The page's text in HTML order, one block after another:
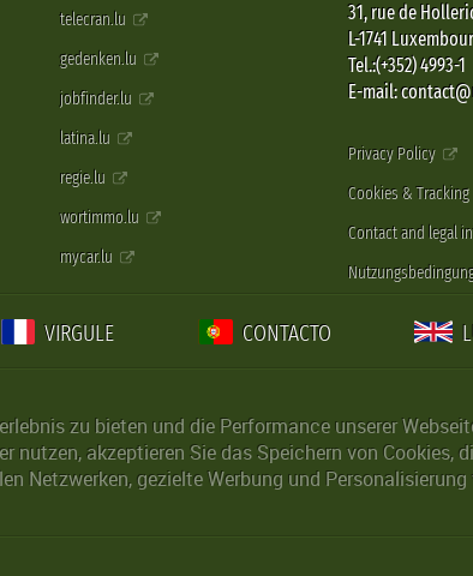
telecran.lu
gedenken.lu
jobfinder.lu
latina.lu
regie.lu
wortimmo.lu
mycar.lu
31, rue de
L-1741
Tel.:(+352) 4993-1
E-mail:
Privacy Policy
Cookies & Tracking
Contact and legal
VIRGULE CONTACTO
zu bieten und die Performance unserer
nutzen, akzeptieren Sie das Speichern von
Netzwerken, gezielte Werbung und